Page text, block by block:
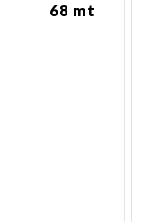
68 mt